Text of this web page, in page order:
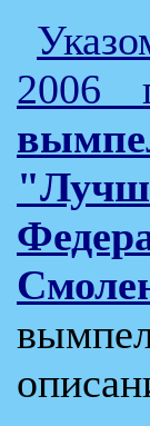
2006